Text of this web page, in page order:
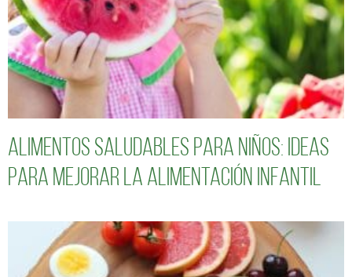
Alimentos saludables para niños: Ideas
para mejorar la alimentación infantil